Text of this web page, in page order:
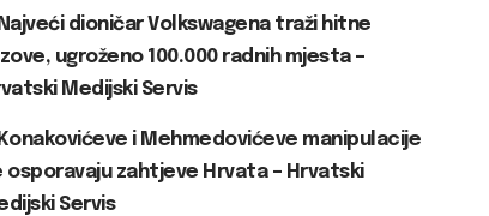
Najveći dioničar Volkswagena traži hitne
ugroženo 100.000 radnih mjesta –
Medijski Servis
Konakovićeve i Mehmedovićeve manipulacije
osporavaju zahtjeve Hrvata – Hrvatski
Servis